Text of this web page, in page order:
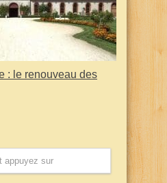
: le renouveau des